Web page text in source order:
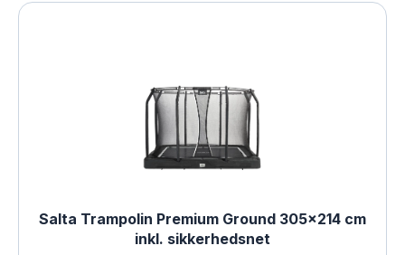
Salta Trampolin Premium Ground 305×214 cm
inkl. sikkerhedsnet